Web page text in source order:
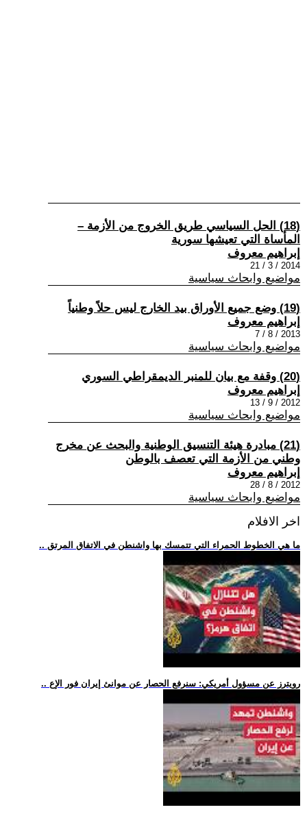
(18) الحل السياسي طريق الخروج من الأزمة –
المأساة التي تعيشها سورية
إبراهيم معروف
2014 / 3 / 21
مواضيع وابحاث سياسية
(19) وضع جميع الأوراق بيد الخارج ليس حلاً وطنياً
إبراهيم معروف
2013 / 8 / 7
مواضيع وابحاث سياسية
(20) وقفة مع بيان للمنبر الديمقراطي السوري
إبراهيم معروف
2012 / 9 / 13
مواضيع وابحاث سياسية
(21) مبادرة هيئة التنسيق الوطنية والبحث عن مخرج
وطني من الأزمة التي تعصف بالوطن
إبراهيم معروف
2012 / 8 / 28
مواضيع وابحاث سياسية
اخر الافلام
.. ما هي الخطوط الحمراء التي تتمسك بها واشنطن في الاتفاق المرتق
.. رويترز عن مسؤول أمريكي: سنرفع الحصار عن موانئ إيران فور الإع